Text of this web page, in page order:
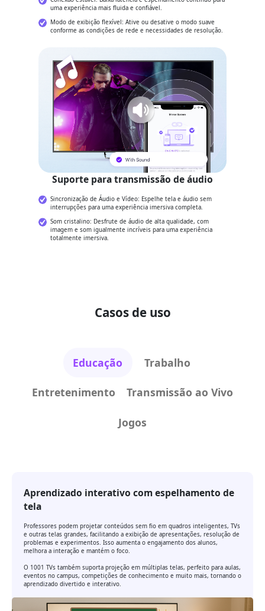
uma experiência mais fluida e confiável.
Modo de exibição flexível: Ative ou desative o modo suave
conforme as condições de rede e necessidades de resolução.
Suporte para transmissão de áudio
Sincronização de Áudio e Vídeo: Espelhe tela e áudio sem
interrupções para uma experiência imersiva completa.
Som cristalino: Desfrute de áudio de alta qualidade, com
imagem e som igualmente incríveis para uma experiência
totalmente imersiva.
Casos de uso
Educação Trabalho
Entretenimento Transmissão ao Vivo
Jogos
Aprendizado interativo com espelhamento de
tela
Professores podem projetar conteúdos sem fio em quadros inteligentes, TVs
e outras telas grandes, facilitando a exibição de apresentações, resolução de
problemas e experimentos. Isso aumenta o engajamento dos alunos,
melhora a interação e mantém o foco.
O 1001 TVs também suporta projeção em múltiplas telas, perfeito para aulas,
eventos no campus, competições de conhecimento e muito mais, tornando o
aprendizado divertido e interativo.